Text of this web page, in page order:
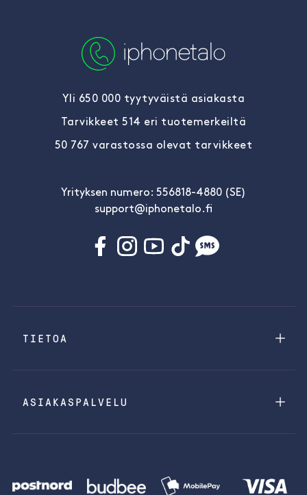
Yli 650 000 tyytyväistä asiakasta
Tarvikkeet 514 eri tuotemerkeiltä
50 767 varastossa olevat tarvikkeet
Yrityksen numero: 556818-4880 (SE)
support@iphonetalo.fi
TIETOA
ASIAKASPALVELU